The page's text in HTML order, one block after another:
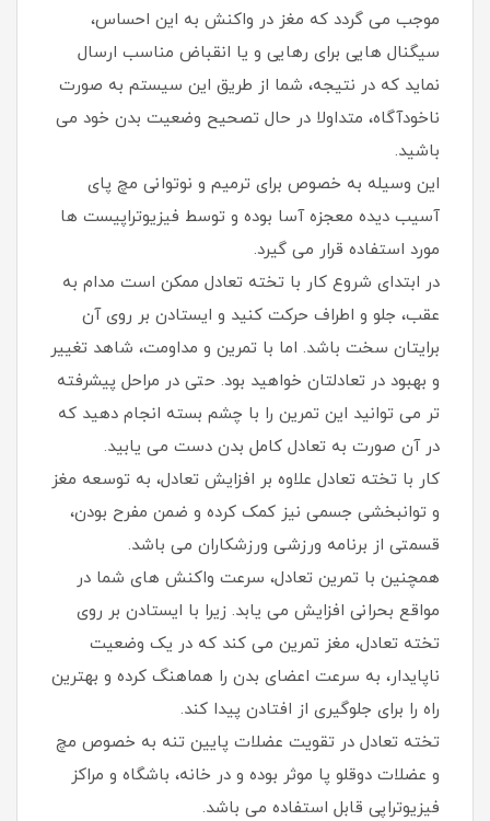
موجب می گردد که مغز در واکنش به این احساس،
سیگنال هایی برای رهایی و یا انقباض مناسب ارسال
نماید که در نتیجه، شما از طریق این سیستم به صورت
ناخودآگاه، متداولا در حال تصحیح وضعیت بدن خود می
باشید.
این وسیله به خصوص برای ترمیم و نوتوانی مچ پای
آسیب دیده معجزه آسا بوده و توسط فیزیوتراپیست ها
مورد استفاده قرار می گیرد.
در ابتدای شروع کار با تخته تعادل ممکن است مدام به
عقب، جلو و اطراف حرکت کنید و ایستادن بر روی آن
برایتان سخت باشد. اما با تمرین و مداومت، شاهد تغییر
و بهبود در تعادلتان خواهید بود. حتی در مراحل پیشرفته
تر می توانید این تمرین را با چشم بسته انجام دهید که
در آن صورت به تعادل کامل بدن دست می یابید.
کار با تخته تعادل علاوه بر افزایش تعادل، به توسعه مغز
و توانبخشی جسمی نیز کمک کرده و ضمن مفرح بودن،
قسمتی از برنامه ورزشی ورزشکاران می باشد.
همچنین با تمرین تعادل، سرعت واکنش های شما در
مواقع بحرانی افزایش می یابد. زیرا با ایستادن بر روی
تخته تعادل، مغز تمرین می کند که در یک وضعیت
ناپایدار، به سرعت اعضای بدن را هماهنگ کرده و بهترین
راه را برای جلوگیری از افتادن پیدا کند.
تخته تعادل در تقویت عضلات پایین تنه به خصوص مچ
و عضلات دوقلو پا موثر بوده و در خانه، باشگاه و مراکز
فیزیوتراپی قابل استفاده می باشد.